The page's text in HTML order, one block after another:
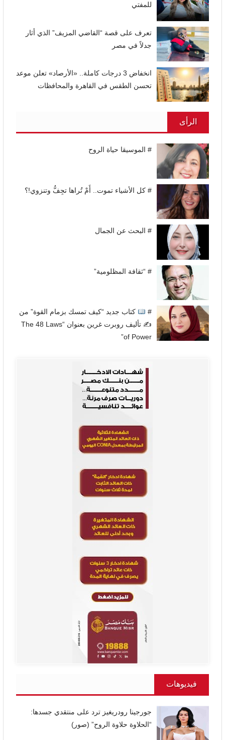
للمفتي
تعرف على قصة “القاضي المزيف” الذي أثار
جدلاً في مصر
انخفاض 3 درجات كاملة.. «الأرصاد» تعلن موعد
تحسن الطقس في القاهرة والمحافظات
الرأى
# الموسيقا حياة الروح
# كل الأشياء تموت.. أَمْ تُراها تجِفُّ وتنزوي!؟
# البحث عن الجمال
# “ثقافة المظلومية”
#
كتاب جديد “كيف تمسك بزمام القوة” من
✍
تأليف روبرت غرين بعنوان “The 48 Laws
of Power”
فيديوهات
جورجينا رودريغيز ترد على منتقدي جسدها:
“الحلاوة حلاوة الروح” (صور)